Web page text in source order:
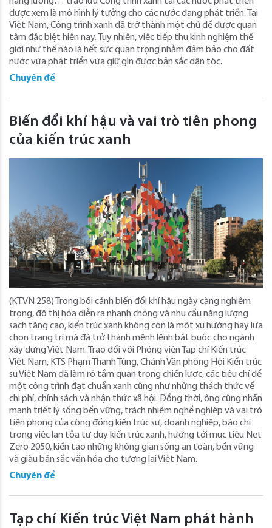
được xem là mô hình lý tưởng cho các nước đang phát triển. Tại
Việt Nam, Công trình xanh đã trở thành một chủ đề được quan
tâm đặc biệt hiện nay. Tuy nhiên, việc tiếp thu kinh nghiệm thế
giới như thế nào là hết sức quan trọng nhằm đảm bảo cho đất
nước vừa phát triển vừa giữ gìn được bản sắc dân tộc.
Chuyên đề
Biến đổi khí hậu và vai trò tiên phong
của kiến trúc xanh
(KTVN 258) Trong bối cảnh biến đổi khí hậu ngày càng nghiêm
trọng, đô thị hóa diễn ra nhanh chóng và nhu cầu năng lượng
sạch tăng cao, kiến trúc xanh không còn là một xu hướng hay lựa
chọn trang trí mà đã trở thành mệnh lệnh bắt buộc cho ngành
xây dựng Việt Nam. Trao đổi với Phóng viên Tạp chí Kiến trúc
Việt Nam, KTS Phạm Thanh Tùng, Chánh Văn phòng Hội Kiến trúc
su Việt Nam đã làm rõ tầm quan trọng chiến lược, các tiêu chí để
một công trình đạt chuẩn xanh cũng như những thách thức về
chi phí, chính sách và nhận thức xã hội. Đồng thời, ông cũng nhấn
mạnh triết lý sống bền vững, trách nhiệm nghề nghiệp và vai trò
tiên phong của cộng đồng kiến trúc sư, doanh nghiệp, báo chí
trong việc lan tỏa tư duy kiến trúc xanh, hướng tới mục tiêu Net
Zero 2050, kiến tạo những không gian sống an toàn, bền vững
và giàu bản sắc văn hóa cho tương lai Việt Nam.
Chuyên đề
Tạp chí Kiến trúc Việt Nam phát hành